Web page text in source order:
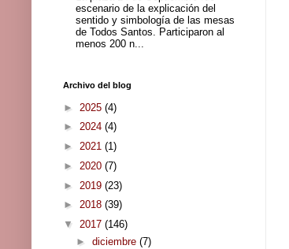
escenario de la explicación del
sentido y simbología de las mesas
de Todos Santos. Participaron al
menos 200 n...
Archivo del blog
► 2025 (4)
► 2024 (4)
► 2021 (1)
► 2020 (7)
► 2019 (23)
► 2018 (39)
▼ 2017 (146)
► diciembre (7)